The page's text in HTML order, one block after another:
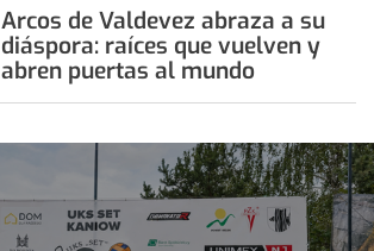
Arcos de Valdevez abraza a su
diáspora: raíces que vuelven y
abren puertas al mundo